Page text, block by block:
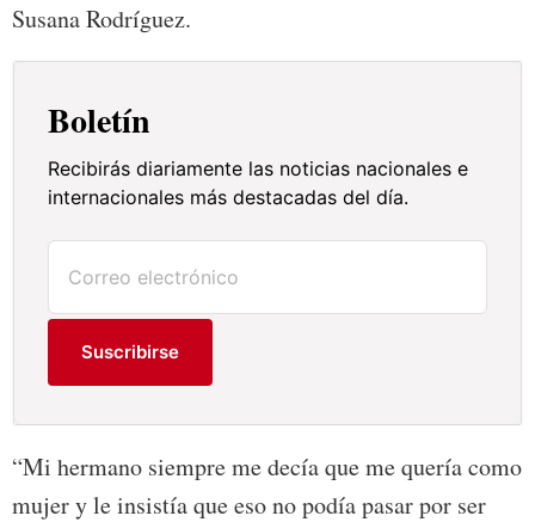
Susana Rodríguez.
Boletín
Recibirás diariamente las noticias nacionales e
internacionales más destacadas del día.
Suscribirse
“Mi hermano siempre me decía que me quería como
mujer y le insistía que eso no podía pasar por ser